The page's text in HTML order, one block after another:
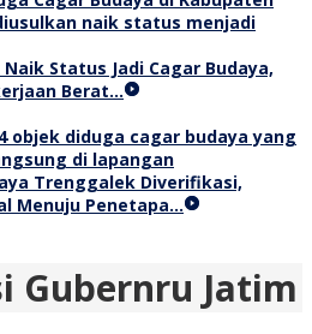
Status Jadi Cagar Budaya,
Berat…
Trenggalek Diverifikasi,
Menuju Penetapa…
Gubernru Jatim